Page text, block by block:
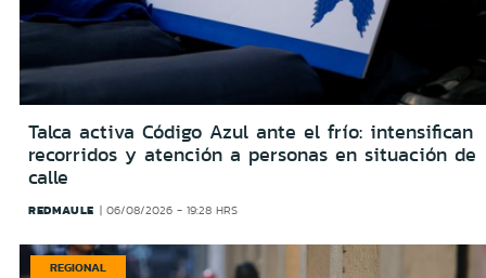
Talca activa Código Azul ante el frío: intensifican
recorridos y atención a personas en situación de
calle
REDMAULE 06/08/2026 - 19:28 HRS
REGIONAL